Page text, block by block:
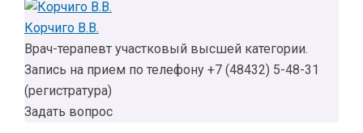
Корчиго В.В.
Врач-терапевт участковый высшей категории.
Запись на прием по телефону +7 (48432) 5-48-31
(регистратура)
Задать вопрос